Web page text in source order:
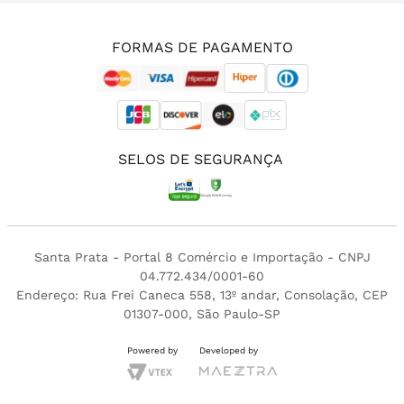
FORMAS DE PAGAMENTO
SELOS DE SEGURANÇA
Santa Prata - Portal 8 Comércio e Importação - CNPJ
04.772.434/0001-60
Endereço: Rua Frei Caneca 558, 13º andar, Consolação, CEP
01307-000, São Paulo-SP
Powered by Developed by